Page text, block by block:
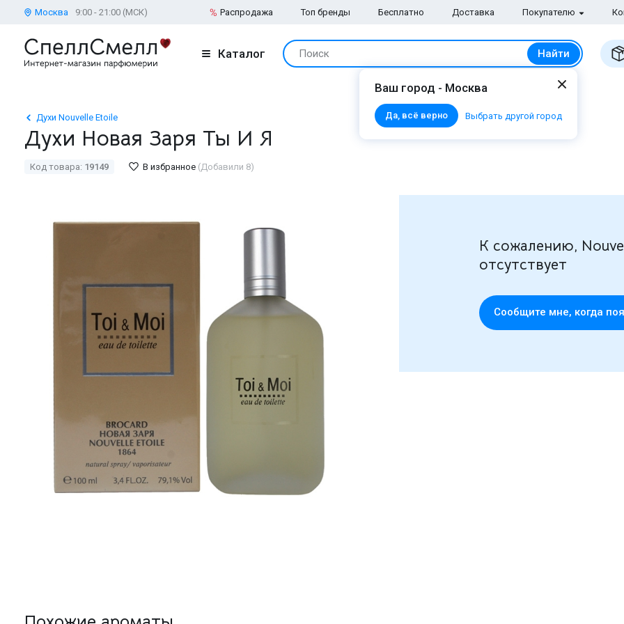
Москва 9:00 - 21:00 (МСК) Распродажа Топ бренды Бесплатно Доставка Покупателю
Каталог Поиск Найти
Ваш город - Москва
Да, всё верно Выбрать другой город
Духи Nouvelle Etoile
Духи Новая Заря Ты И Я
Код товара: 19149 В избранное (Добавили 8)
К сожалению,
отсутствует
Cообщите мне, когда